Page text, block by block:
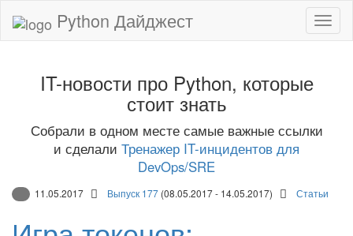
Python Дайджест
IT-новости про Python, которые
стоит знать
Собрали в одном месте самые важные ссылки
и сделали Тренажер IT-инцидентов для
DevOps/SRE
11.05.2017 Выпуск 177 (08.05.2017 - 14.05.2017) Статьи